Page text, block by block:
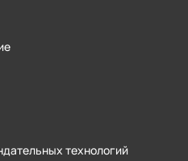
технологий